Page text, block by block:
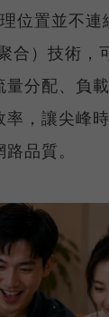
位置並不連
合）技術，
量分配、負
，讓尖峰
品質。